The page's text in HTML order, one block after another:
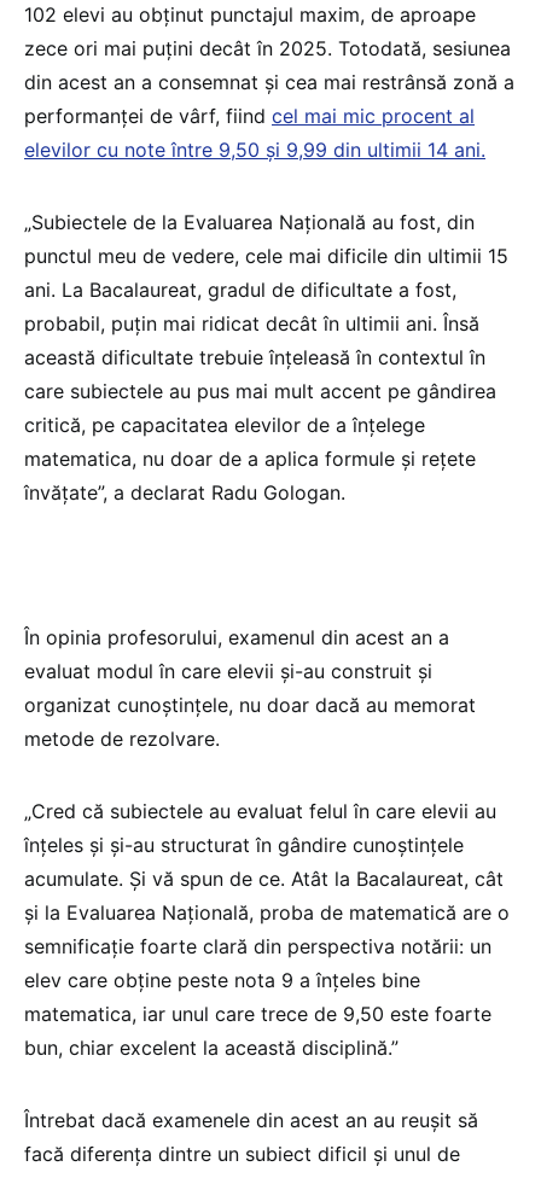
102 elevi au obținut punctajul maxim, de aproape
zece ori mai puțini decât în 2025. Totodată, sesiunea
din acest an a consemnat și cea mai restrânsă zonă a
performanței de vârf, fiind cel mai mic procent al
elevilor cu note între 9,50 și 9,99 din ultimii 14 ani.
„Subiectele de la Evaluarea Națională au fost, din
punctul meu de vedere, cele mai dificile din ultimii 15
ani. La Bacalaureat, gradul de dificultate a fost,
probabil, puțin mai ridicat decât în ultimii ani. Însă
această dificultate trebuie înțeleasă în contextul în
care subiectele au pus mai mult accent pe gândirea
critică, pe capacitatea elevilor de a înțelege
matematica, nu doar de a aplica formule și rețete
învățate”, a declarat Radu Gologan.
În opinia profesorului, examenul din acest an a
evaluat modul în care elevii și-au construit și
organizat cunoștințele, nu doar dacă au memorat
metode de rezolvare.
„Cred că subiectele au evaluat felul în care elevii au
înțeles și și-au structurat în gândire cunoștințele
acumulate. Și vă spun de ce. Atât la Bacalaureat, cât
și la Evaluarea Națională, proba de matematică are o
semnificație foarte clară din perspectiva notării: un
elev care obține peste nota 9 a înțeles bine
matematica, iar unul care trece de 9,50 este foarte
bun, chiar excelent la această disciplină.”
Întrebat dacă examenele din acest an au reușit să
facă diferența dintre un subiect dificil și unul de